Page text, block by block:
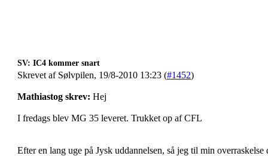
SV: IC4 kommer snart
Skrevet af Sølvpilen, 19/8-2010 13:23 (#1452)
Mathiastog skrev: Hej
I fredags blev MG 35 leveret. Trukket op af CFL
Efter en lang uge på Jysk uddannelsen, så jeg til min